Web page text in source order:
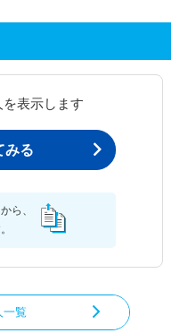
表示します
みる
ら、
一覧